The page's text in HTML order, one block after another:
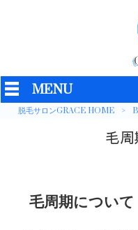
MENU
脱毛サロンGRACE HOME >
毛
毛周期について